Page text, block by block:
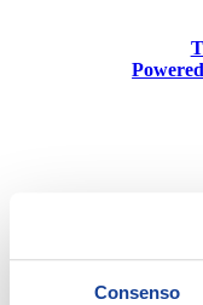
Consenso